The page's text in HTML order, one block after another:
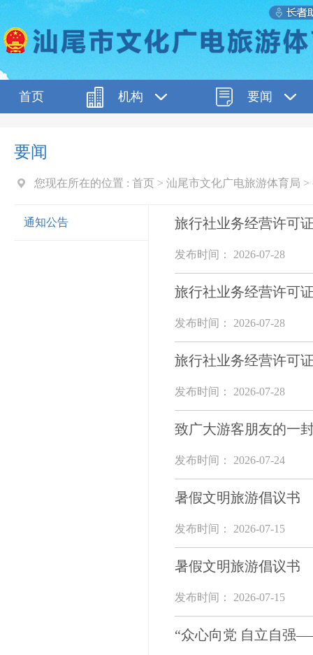
首页 机构 要闻
要闻
您现在所在的位置 : 首页 > 汕尾市文化广电旅游体育局 >
通知公告 旅行社业务经营许可
发布时间： 2026-07-28
旅行社业务经营许可
发布时间： 2026-07-28
旅行社业务经营许可
发布时间： 2026-07-28
致广大游客朋友的一
发布时间： 2026-07-24
暑假文明旅游倡议书
发布时间： 2026-07-15
暑假文明旅游倡议书
发布时间： 2026-07-15
“众心向党 自立自强